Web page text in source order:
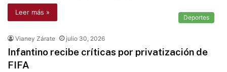
Leer más »
Deportes
Vianey Zárate julio 30, 2026
Infantino recibe críticas por privatización de
FIFA